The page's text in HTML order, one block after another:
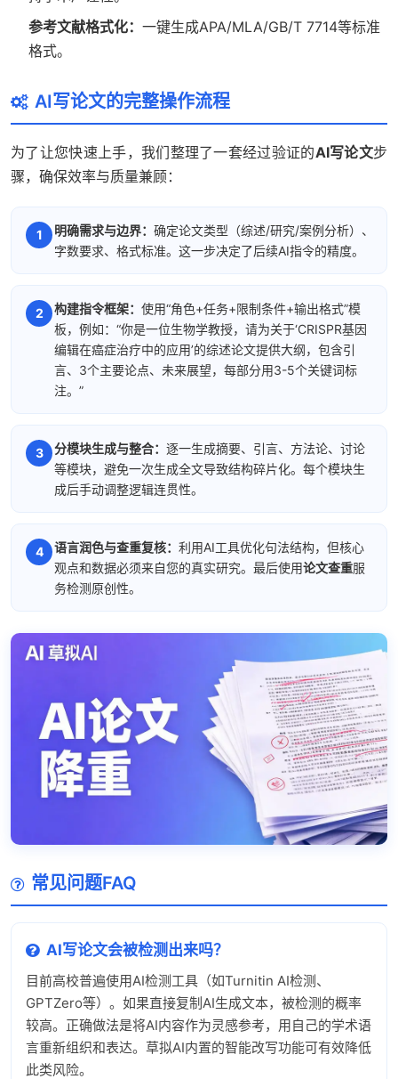
参考文献格式化： 一键生成APA/MLA/GB/T 7714等标准
格式。
AI写论文的完整操作流程
为了让您快速上手，我们整理了一套经过验证的AI写论文步
骤，确保效率与质量兼顾：
明确需求与边界： 确定论文类型（综述/研究/案例分析）、
字数要求、格式标准。这一步决定了后续AI指令的精度。
构建指令框架： 使用“角色+任务+限制条件+输出格式”模
板，例如：“你是一位生物学教授，请为关于‘CRISPR基因
编辑在癌症治疗中的应用’的综述论文提供大纲，包含引
言、3个主要论点、未来展望，每部分用3-5个关键词标
注。”
分模块生成与整合： 逐一生成摘要、引言、方法论、讨论
等模块，避免一次生成全文导致结构碎片化。每个模块生
成后手动调整逻辑连贯性。
语言润色与查重复核： 利用AI工具优化句法结构，但核心
观点和数据必须来自您的真实研究。最后使用论文查重服
务检测原创性。
常见问题FAQ
AI写论文会被检测出来吗？
目前高校普遍使用AI检测工具（如Turnitin AI检测、
GPTZero等）。如果直接复制AI生成文本，被检测的概率
较高。正确做法是将AI内容作为灵感参考，用自己的学术语
言重新组织和表达。草拟AI内置的智能改写功能可有效降低
此类风险。